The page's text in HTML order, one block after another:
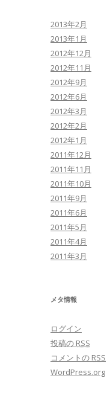
2013年2月
2013年1月
2012年12月
2012年11月
2012年9月
2012年6月
2012年3月
2012年2月
2012年1月
2011年12月
2011年11月
2011年10月
2011年9月
2011年6月
2011年5月
2011年4月
2011年3月
メタ情報
ログイン
投稿の RSS
コメントの RSS
WordPress.org